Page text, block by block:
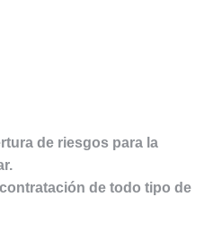
de riesgos para la
de todo tipo de